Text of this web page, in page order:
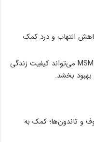
التهاب و درد کمک
اثربخشی: مطالعات نشان داده‌اند MSM می‌تواند کیفیت زندگی
بهبود بخشد.
و تاندون‌ها؛ کمک به